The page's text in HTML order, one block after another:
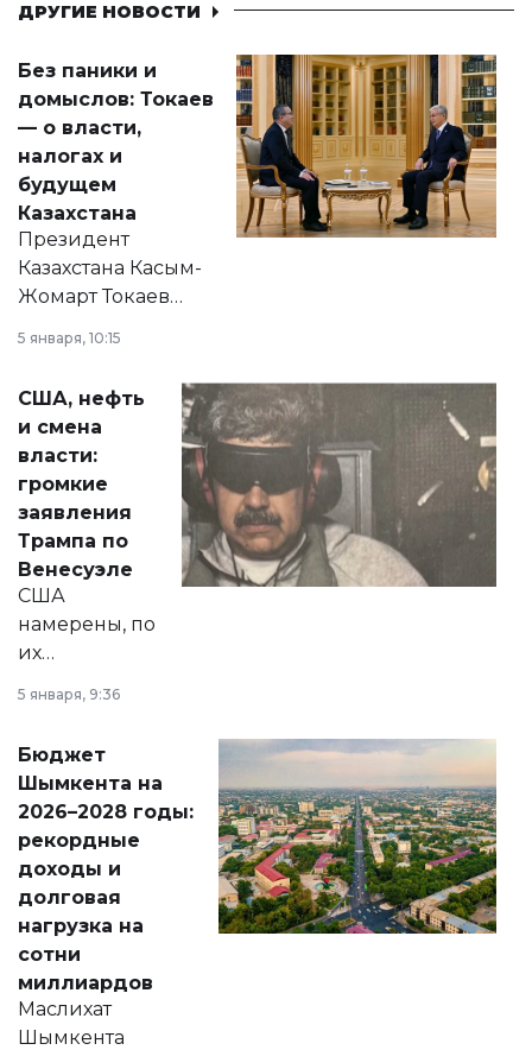
ДРУГИЕ НОВОСТИ
Без паники и
домыслов: Токаев
— о власти,
налогах и
будущем
Казахстана
Президент
Казахстана Касым-
Жомарт Токаев
сразу несколько
актуальных тем —
от слухов о
политических
реформах до
вопросов армии,
экономики и
личного здоровья.
5 января, 10:15
США, нефть
и смена
власти:
громкие
заявления
Трампа по
Венесуэле
США
намерены, по
их
принести
народу
Венесуэлы.
5 января, 9:36
Бюджет
Шымкента на
2026–2028 годы:
рекордные
доходы и
долговая
нагрузка на
сотни
миллиардов
Маслихат
Шымкента